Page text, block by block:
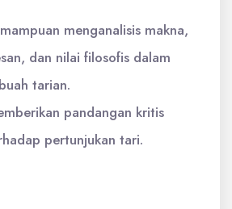
menganalisis makna,
dan nilai filosofis dalam
tarian.
pandangan kritis
pertunjukan tari.